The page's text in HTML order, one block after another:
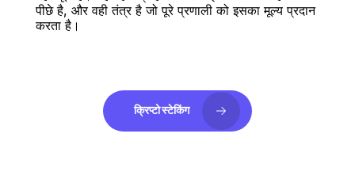
पीछे है, और वही तंत्र है जो पूरे प्रणाली को इसका मूल्य प्रदान
करता है।
क्रिप्टो स्टेकिंग